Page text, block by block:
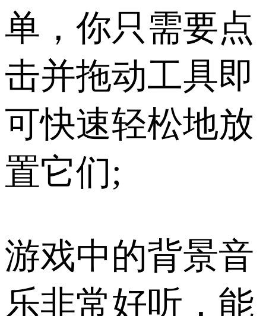
单，你只需要点
击并拖动工具即
可快速轻松地放
置它们;
游戏中的背景音
乐非常好听，能